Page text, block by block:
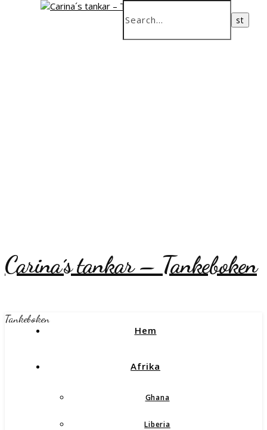
Carina´s tankar – Tankeboken
Tankeboken
Hem
Afrika
Ghana
Liberia